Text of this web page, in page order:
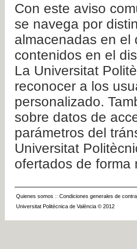
Con este aviso
se navega por
almacenadas en el
contenidos en el
La Universitat
reconocer a los
personalizado.
sobre datos de
parámetros del
Universitat
ofertados de forma
Quienes somos :: Condiciones generales de
Universitat Politècnica de València © 2012